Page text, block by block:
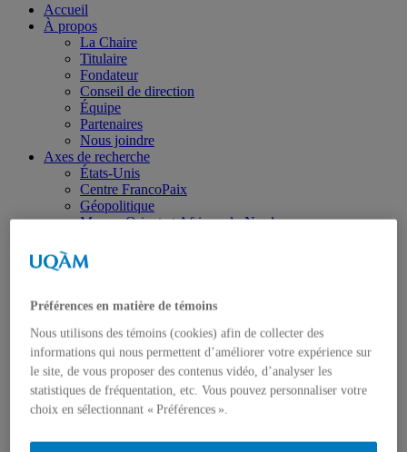
Accueil
À propos
La Chaire
Titulaire
Fondateur
Conseil de direction
Équipe
Partenaires
Nous joindre
Axes de recherche
États-Unis
Centre FrancoPaix
Géopolitique
Moyen-Orient et Afrique du Nord
Tou-te-s les chercheur-e-s
Centre FrancoPaix
Géopolitique
Moyen-Orient et Afrique du Nord
Conflits multidimensionnels
Publications
Toutes les publications
Préférences en matière de témoins
Nous utilisons des témoins (cookies) afin de collecter des
informations qui nous permettent d’améliorer votre expérience sur
le site, de vous proposer des contenus vidéo, d’analyser les
statistiques de fréquentation, etc. Vous pouvez personnaliser votre
choix en sélectionnant « Préférences ».